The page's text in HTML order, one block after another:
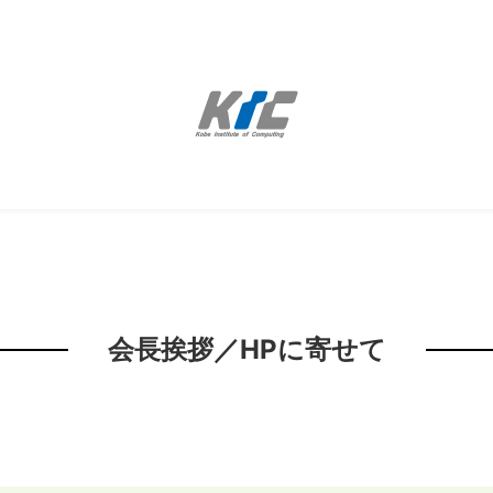
会長挨拶／HPに寄せて